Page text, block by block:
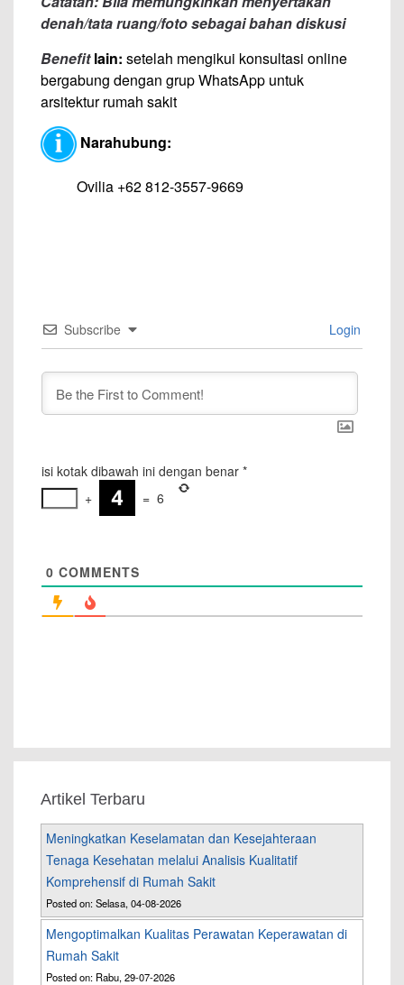
denah/tata ruang/foto sebagai bahan diskusi
Benefitlain: setelah mengikui konsultasi online
bergabung dengan grup WhatsApp untuk
arsitektur rumah sakit
Narahubung:
Ovilia +62 812-3557-9669
Subscribe Login
isi kotak dibawah ini dengan benar *
+
= 6
0 COMMENTS
Artikel Terbaru
Meningkatkan Keselamatan dan Kesejahteraan
Tenaga Kesehatan melalui Analisis Kualitatif
Komprehensif di Rumah Sakit
Posted on: Selasa, 04-08-2026
Mengoptimalkan Kualitas Perawatan Keperawatan di
Rumah Sakit
Posted on: Rabu, 29-07-2026